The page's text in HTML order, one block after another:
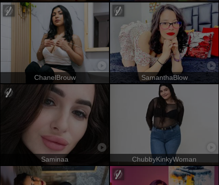
ChanelBrouw SamanthaBlow
Saminaa ChubbyKinkyWoman